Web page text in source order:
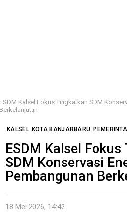
ESDM Kalsel Fokus Tingkatkan SDM
Berkelanjutan
KALSEL KOTA BANJARBARU
ESDM Kalsel
SDM Konservasi
Pembangunan
18 Mei 2026, 14:42